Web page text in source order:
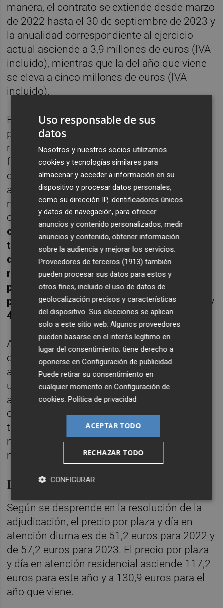
manera, el contrato se extiende desde marzo
de 2022 hasta el 30 de septiembre de 2023 y
la anualidad correspondiente al ejercicio
actual asciende a 3,9 millones de euros (IVA
incluido), mientras que la del año que viene
se eleva a cinco millones de euros (IVA
incluido).
El contrato en cuestión tiene como finalidad
prestar servicios de atención diurna y
residencial y personas con diversidad
funcional en situación de dependencia, así
como de prevención y de promoción de la
autonomía a personas con enfermedad
mental crónica, de acuerdo con sus
características y necesidades especiales.
contratación del servicio corresponde a un
total de 240 plazas, de las cuales 167 serán
de atención diurna y 73 de atención
residencial. Del total de plazas,50 serán
para mayores con Alzheimer,150 para
personas con enfermedad mental crónica
, y
40 plazas para personas con daño cerebral
Asimismo, entre los servicios adicionales
ofertados se encuentran el
acompañamiento personal y ayuda a los
usuarios para realizar trámites
administrativos o sociosanitarios fuera del
centro y la posibilidad de recibir técnicas
terapéuticas complementarias como
musicoterapia, técnicas de relajación o
mindfulness.
Precio de las plazas
Según se desprende en la resolución de la
adjudicación, el precio por plaza y día en
atención diurna es de 51,2 euros para 2022 y
de 57,2 euros para 2023. El precio por plaza
y día en atención residencial asciende 117,2
euros para este año y a 130,9 euros para el
año que viene.
Uso responsable de sus
datos
Nosotros y nuestros socios utilizamos
cookies y tecnologías similares para
almacenar y acceder a información en su
dispositivo y procesar datos personales,
como su dirección IP, identificadores únicos
y datos de navegación, para ofrecer
anuncios y contenido personalizados, medir
anuncios y contenido, obtener información
sobre la audiencia y mejorar los servicios.
Proveedores de terceros (1913) también
pueden procesar sus datos para estos y
otros fines, incluido el uso de datos de
geolocalización precisos y características
del dispositivo. Sus elecciones se aplican
solo a este sitio web. Algunos proveedores
pueden basarse en el interés legítimo en
lugar del consentimiento; tiene derecho a
oponerse enConfiguración de publicidad
Puede retirar su consentimiento en
cualquier momento enConfiguración de
cookies .Política de privacidad
ACEPTAR TODO
RECHAZAR TODO
CONFIGURAR